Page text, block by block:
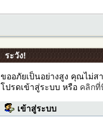
ระวัง!
ขออภัยเป็นอย่างสูง คุณไม่
โปรดเข้าสู่ระบบ หรือ คลิกที่
เข้าสู่ระบบ